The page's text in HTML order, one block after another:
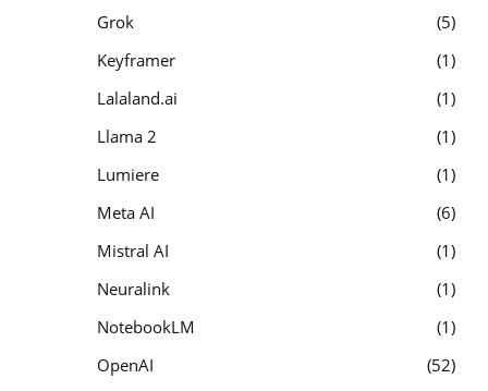
Grok
5
Keyframer
1
Lalaland.ai
1
Llama 2
1
Lumiere
1
Meta AI
6
Mistral AI
1
Neuralink
1
NotebookLM
1
OpenAI
52